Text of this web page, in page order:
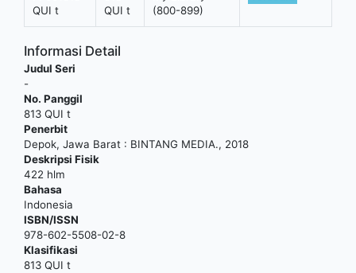
QUI t
QUI t
(800-899)
Informasi Detail
Judul Seri
-
No. Panggil
813 QUI t
Penerbit
Depok, Jawa Barat : BINTANG MEDIA., 2018
Deskripsi Fisik
422 hlm
Bahasa
Indonesia
ISBN/ISSN
978-602-5508-02-8
Klasifikasi
813 QUI t